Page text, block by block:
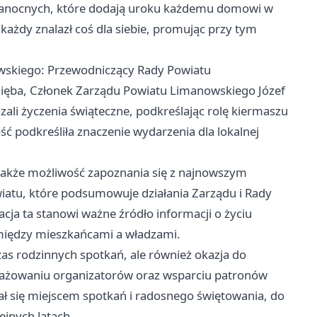
które dodają uroku każdemu domowi w
znalazł coś dla siebie, promując przy tym
Przewodniczący Rady Powiatu
Członek Zarządu Powiatu Limanowskiego Józef
życzenia świąteczne, podkreślając rolę kiermaszu
podkreśliła znaczenie wydarzenia dla lokalnej
możliwość zapoznania się z najnowszym
które podsumowuje działania Zarządu i Rady
ta stanowi ważne źródło informacji o życiu
mieszkańcami a władzami.
rodzinnych spotkań, ale również okazja do
organizatorów oraz wsparciu patronów
się miejscem spotkań i radosnego świętowania, do